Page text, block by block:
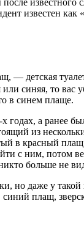
известного
известен
— детская
синяя, то вас
в синем плаще.
годах, а ранее
из
в красный
с ним, потом
больше не
но даже у
плащ,